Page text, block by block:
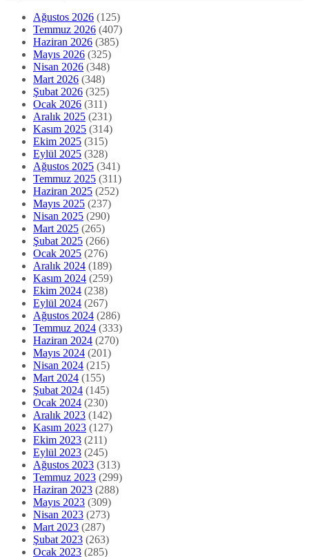
Ağustos 2026 (125)
Temmuz 2026 (407)
Haziran 2026 (385)
Mayıs 2026 (325)
Nisan 2026 (348)
Mart 2026 (348)
Şubat 2026 (325)
Ocak 2026 (311)
Aralık 2025 (231)
Kasım 2025 (314)
Ekim 2025 (315)
Eylül 2025 (328)
Ağustos 2025 (341)
Temmuz 2025 (311)
Haziran 2025 (252)
Mayıs 2025 (237)
Nisan 2025 (290)
Mart 2025 (265)
Şubat 2025 (266)
Ocak 2025 (276)
Aralık 2024 (189)
Kasım 2024 (259)
Ekim 2024 (238)
Eylül 2024 (267)
Ağustos 2024 (286)
Temmuz 2024 (333)
Haziran 2024 (270)
Mayıs 2024 (201)
Nisan 2024 (215)
Mart 2024 (155)
Şubat 2024 (145)
Ocak 2024 (230)
Aralık 2023 (142)
Kasım 2023 (127)
Ekim 2023 (211)
Eylül 2023 (245)
Ağustos 2023 (313)
Temmuz 2023 (299)
Haziran 2023 (288)
Mayıs 2023 (309)
Nisan 2023 (273)
Mart 2023 (287)
Şubat 2023 (263)
Ocak 2023 (285)